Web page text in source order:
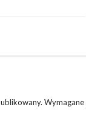
Wymagane